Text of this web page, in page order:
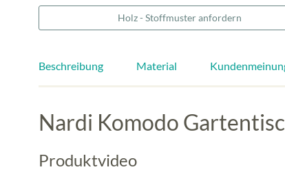
Holz - Stoffmuster anfordern
Beschreibung Material
Nardi Komodo
Produktvideo